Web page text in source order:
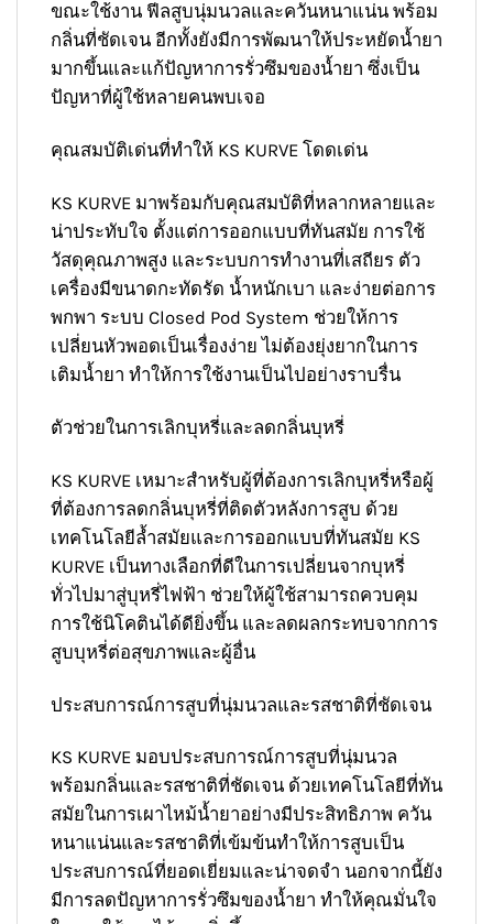
ขณะใช้งาน ฟีลสูบนุ่มนวลและควันหนาแน่น พร้อม
กลิ่นที่ชัดเจน อีกทั้งยังมีการพัฒนาให้ประหยัดน้ำยา
มากขึ้นและแก้ปัญหาการรั่วซึมของน้ำยา ซึ่งเป็น
ปัญหาที่ผู้ใช้หลายคนพบเจอ
คุณสมบัติเด่นที่ทำให้ KS KURVE โดดเด่น
KS KURVE มาพร้อมกับคุณสมบัติที่หลากหลายและ
น่าประทับใจ ตั้งแต่การออกแบบที่ทันสมัย การใช้
วัสดุคุณภาพสูง และระบบการทำงานที่เสถียร ตัว
เครื่องมีขนาดกะทัดรัด น้ำหนักเบา และง่ายต่อการ
พกพา ระบบ Closed Pod System ช่วยให้การ
เปลี่ยนหัวพอดเป็นเรื่องง่าย ไม่ต้องยุ่งยากในการ
เติมน้ำยา ทำให้การใช้งานเป็นไปอย่างราบรื่น
ตัวช่วยในการเลิกบุหรี่และลดกลิ่นบุหรี่
KS KURVE เหมาะสำหรับผู้ที่ต้องการเลิกบุหรี่หรือผู้
ที่ต้องการลดกลิ่นบุหรี่ที่ติดตัวหลังการสูบ ด้วย
เทคโนโลยีล้ำสมัยและการออกแบบที่ทันสมัย KS
KURVE เป็นทางเลือกที่ดีในการเปลี่ยนจากบุหรี่
ทั่วไปมาสู่บุหรี่ไฟฟ้า ช่วยให้ผู้ใช้สามารถควบคุม
การใช้นิโคตินได้ดียิ่งขึ้น และลดผลกระทบจากการ
สูบบุหรี่ต่อสุขภาพและผู้อื่น
ประสบการณ์การสูบที่นุ่มนวลและรสชาติที่ชัดเจน
KS KURVE มอบประสบการณ์การสูบที่นุ่มนวล
พร้อมกลิ่นและรสชาติที่ชัดเจน ด้วยเทคโนโลยีที่ทัน
สมัยในการเผาไหม้น้ำยาอย่างมีประสิทธิภาพ ควัน
หนาแน่นและรสชาติที่เข้มข้นทำให้การสูบเป็น
ประสบการณ์ที่ยอดเยี่ยมและน่าจดจำ นอกจากนี้ยัง
มีการลดปัญหาการรั่วซึมของน้ำยา ทำให้คุณมั่นใจ